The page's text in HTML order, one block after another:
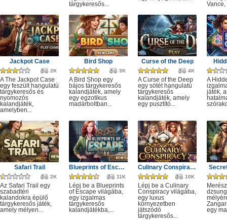
tárgykeresős...
Vance,
Jackpot Case
2K
A The Jackpot Case
egy feszült hangulatú
tárgykeresős és
nyomozós
kalandjáték,
amelyben...
Bird Shop
3K
A Bird Shop egy
bájos tárgykeresős
kalandjáték, amely
egy egzotikus
madárboltban...
Curse of the Deep
4K
A Curse of the Deep
egy sötét hangulatú
tárgykeresős
kalandjáték, amely
egy pusztító...
A
játék,
Safari Trail
2K
Az Safari Trail egy
szabadtéri
kalandokra épülő
tárgykeresős játék,
amely mélyen...
Blueprints of Escape
11K
Lépj be a Blueprints
of Escape világába,
egy izgalmas
tárgykeresős
kalandjátékba,...
Culinary Conspiracy
10K
Lépj be a Culinary
Conspiracy világába,
egy luxus
környezetben
játszódó
tárgykeresős...
egy